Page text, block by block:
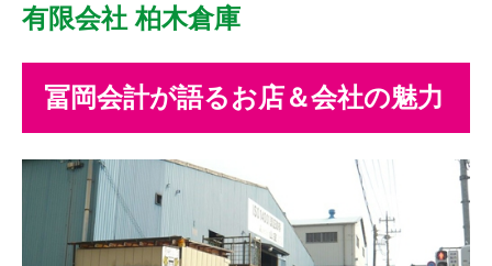
有限会社 柏木倉庫
冨岡会計が語るお店＆会社の魅力